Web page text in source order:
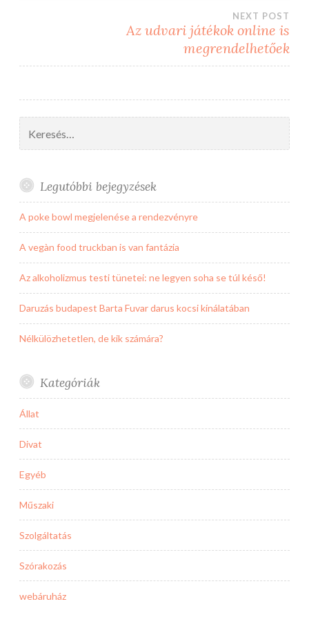
NEXT POST
Az udvari játékok online is
megrendelhetőek
Legutóbbi bejegyzések
A poke bowl megjelenése a rendezvényre
A vegàn food truckban is van fantázia
Az alkoholizmus testi tünetei: ne legyen soha se túl késő!
Daruzás budapest Barta Fuvar darus kocsi kínálatában
Nélkülözhetetlen, de kik számára?
Kategóriák
Állat
Divat
Egyéb
Műszaki
Szolgáltatás
Szórakozás
webáruház